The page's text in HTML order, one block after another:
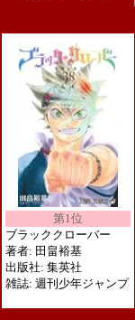
第1位
ブラッククローバー
著者: 田畠裕基
出版社: 集英社
雑誌: 週刊少年ジャンプ